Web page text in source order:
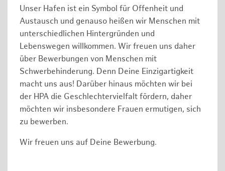
Unser Hafen ist ein Symbol für Offenheit und
Austausch und genauso heißen wir Menschen mit
unterschiedlichen Hintergründen und
Lebenswegen willkommen. Wir freuen uns daher
über Bewerbungen von Menschen mit
Schwerbehinderung. Denn Deine Einzigartigkeit
macht uns aus! Darüber hinaus möchten wir bei
der HPA die Geschlechtervielfalt fördern, daher
möchten wir insbesondere Frauen ermutigen, sich
zu bewerben.
Wir freuen uns auf Deine Bewerbung.